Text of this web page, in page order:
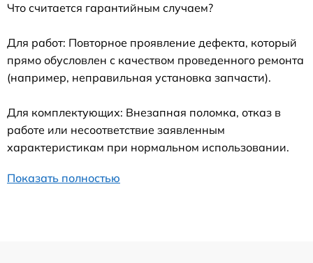
Что считается гарантийным случаем?
Для работ: Повторное проявление дефекта, который
прямо обусловлен с качеством проведенного ремонта
(например, неправильная установка запчасти).
Для комплектующих: Внезапная поломка, отказ в
работе или несоответствие заявленным
характеристикам при нормальном использовании.
Показать полностью